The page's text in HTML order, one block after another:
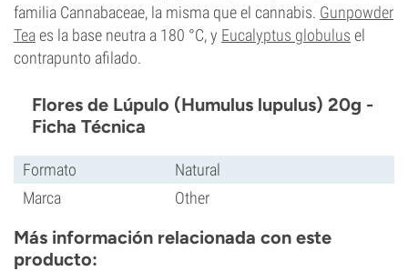
familia Cannabaceae, la misma que el cannabis. Gunpowder
Teaes la base neutra a 180 °C, y Eucalyptus globulus el
contrapunto afilado.
Flores de Lúpulo (Humulus lupulus) 20g -
Ficha Técnica
Formato
Natural
Marca
Other
Más información relacionada con este
producto: